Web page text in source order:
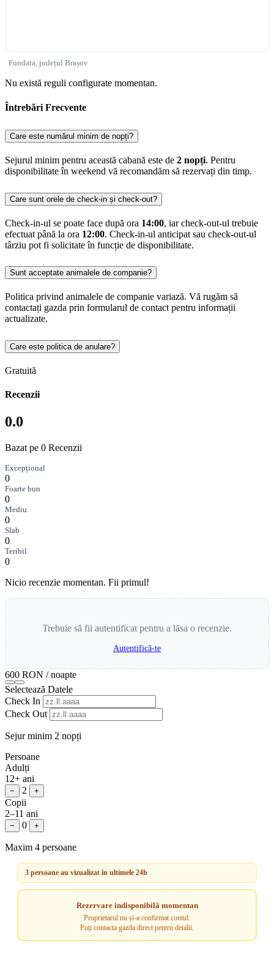
Fundata, județul Brașov
Nu există reguli configurate momentan.
Întrebări Frecvente
Care este numărul minim de nopți?
Sejurul minim pentru această cabană este de 2 nopți. Pentru
disponibilitate în weekend vă recomandăm să rezervați din timp.
Care sunt orele de check-in și check-out?
Check-in-ul se poate face după ora 14:00, iar check-out-ul trebuie
efectuat până la ora 12:00. Check-in-ul anticipat sau check-out-ul
târziu pot fi solicitate în funcție de disponibilitate.
Sunt acceptate animalele de companie?
Politica privind animalele de companie variază. Vă rugăm să
contactați gazda prin formularul de contact pentru informații
actualizate.
Care este politica de anulare?
Gratuită
Recenzii
0.0
Bazat pe 0 Recenzii
Excepțional
0
Foarte bun
0
Mediu
0
Slab
0
Teribil
0
Nicio recenzie momentan. Fii primul!
Trebuie să fii autentificat pentru a lăsa o recenzie.
Autentifică-te
600 RON / noapte
Selectează Datele
Check In
Check Out
Sejur minim 2 nopți
Persoane
Adulți
12+ ani
− 2 +
Copii
2–11 ani
− 0 +
Maxim 4 persoane
3 persoane au vizualizat în ultimele 24h
Rezervare indisponibilă momentan
Proprietarul nu și-a confirmat contul.
Poți contacta gazda direct pentru detalii.